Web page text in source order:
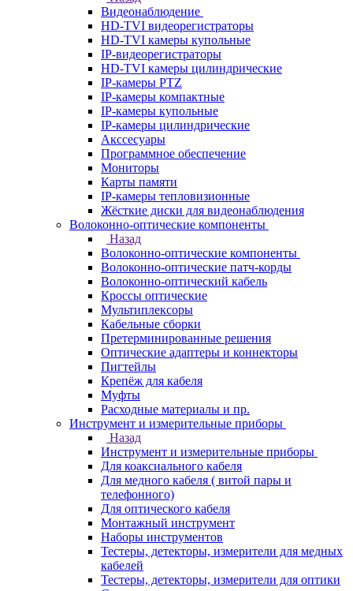
Видеонаблюдение
HD-TVI видеорегистраторы
HD-TVI камеры купольные
IP-видеорегистраторы
HD-TVI камеры цилиндрические
IP-камеры PTZ
IP-камеры компактные
IP-камеры купольные
IP-камеры цилиндрические
Акссесуары
Программное обеспечение
Мониторы
Карты памяти
IP-камеры тепловизионные
Жёсткие диски для видеонаблюдения
Волоконно-оптические компоненты
Назад
Волоконно-оптические компоненты
Волоконно-оптические патч-корды
Волоконно-оптический кабель
Кроссы оптические
Мультиплексоры
Кабельные сборки
Претерминированные решения
Оптические адаптеры и коннекторы
Пигтейлы
Крепёж для кабеля
Муфты
Расходные материалы и пр.
Инструмент и измерительные приборы
Назад
Инструмент и измерительные приборы
Для коаксиального кабеля
Для медного кабеля ( витой пары и
телефонного)
Для оптического кабеля
Монтажный инструмент
Наборы инструментов
Тестеры, детекторы, измерители для медных
кабелей
Тестеры, детекторы, измерители для оптики